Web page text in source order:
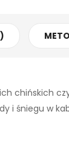
chińskich
śniegu w